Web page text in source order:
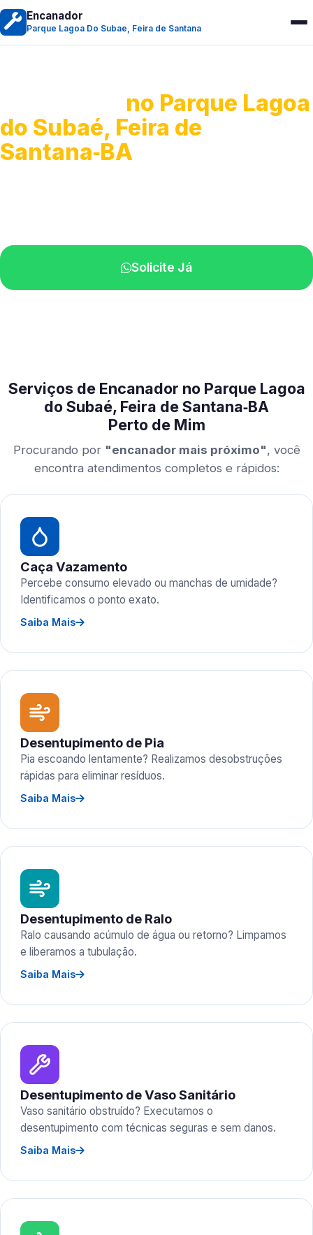
Encanador
Parque Lagoa Do Subae, Feira de Santana
no Parque Lagoa
do Subaé, Feira de
Santana‑BA
Solicite Já
Serviços de Encanador no Parque Lagoa
do Subaé, Feira de Santana‑BA
Perto de Mim
Procurando por "encanador mais próximo", você
encontra atendimentos completos e rápidos:
Caça Vazamento
Percebe consumo elevado ou manchas de umidade?
Identificamos o ponto exato.
Saiba Mais
Desentupimento de Pia
Pia escoando lentamente? Realizamos desobstruções
rápidas para eliminar resíduos.
Saiba Mais
Desentupimento de Ralo
Ralo causando acúmulo de água ou retorno? Limpamos
e liberamos a tubulação.
Saiba Mais
Desentupimento de Vaso Sanitário
Vaso sanitário obstruído? Executamos o
desentupimento com técnicas seguras e sem danos.
Saiba Mais